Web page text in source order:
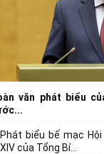
văn phát biểu
Phát biểu bế mạc
XIV của Tổng Bí...